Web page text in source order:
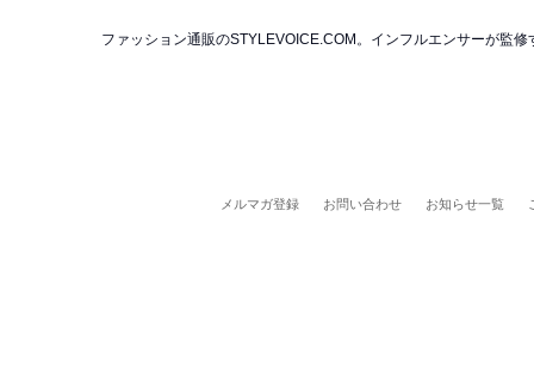
ファッション通販のSTYLEVOICE.COM。インフルエンサーが監
メルマガ登録 お問い合わせ お知らせ一覧